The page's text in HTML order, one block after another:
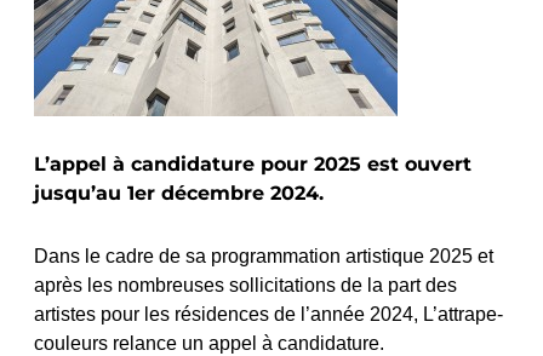
L’appel à candidature pour 2025 est ouvert
jusqu’au 1er décembre 2024.
Dans le cadre de sa programmation artistique 2025 et
après les nombreuses sollicitations de la part des
artistes pour les résidences de l’année 2024, L’attrape-
couleurs relance un appel à candidature.